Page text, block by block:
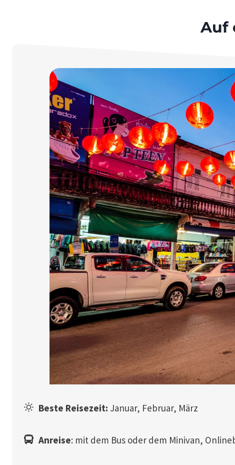
Auf
Beste Reisezeit: Januar, Februar, März
Anreise: mit dem Bus oder dem Minivan,